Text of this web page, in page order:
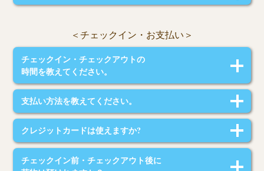
アイロンのご用意もございますのでご利用の際は前日までにお申し出くだ
＜チェックイン・お支払い＞
チェックイン・チェックアウトの
時間を教えてください。
チェックインは15時、チェックアウトは10時でございます。
建物にはオートロックがかかっておりますのでチェックイン前にメールを
す。
支払い方法を教えてください。
予約サイトにてお支払いお願いいたします。
クレジットカードは使えますか?
現地でのクレジットカードは使えません。
チェックイン前・チェックアウト後に